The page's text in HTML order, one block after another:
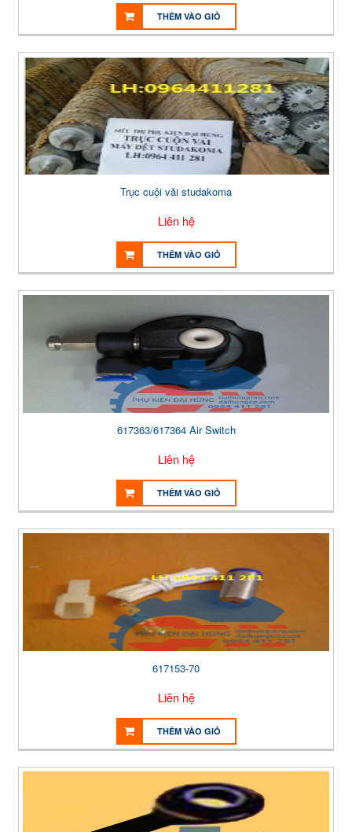
THÊM VÀO GIỎ
Trục cuội vải studakoma
Liên hệ
THÊM VÀO GIỎ
617363/617364 Air Switch
Liên hệ
THÊM VÀO GIỎ
617153-70
Liên hệ
THÊM VÀO GIỎ